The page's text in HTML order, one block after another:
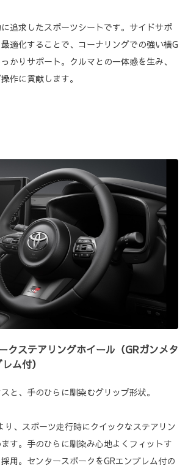
追求したスポーツシートです。サイドサポ
適化することで、コーナリングでの強い横G
かりサポート。クルマとの一体感を生み、
作に貢献します。
クステアリングホイール（GRガンメタ
ム付）
と、手のひらに馴染むグリップ形状。
、スポーツ走行時にクイックなステアリン
す。手のひらに馴染み心地よくフィットす
用。センタースポークをGRエンブレム付の